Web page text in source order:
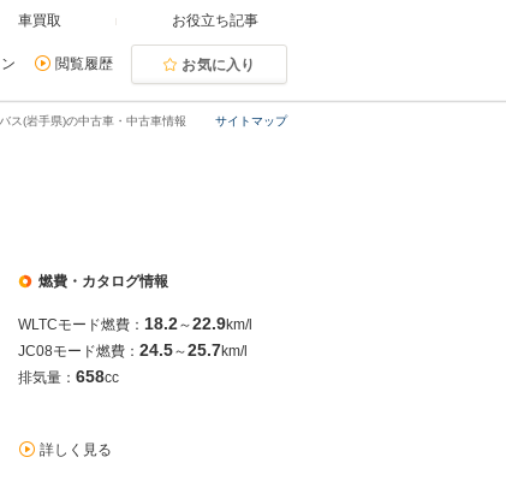
車買取 お役立ち記事
閲覧履歴 お気に入り
サイトマップ
ス(岩手県)の中古車・中古車情報
燃費・カタログ情報
WLTCモード燃費： 18.2～22.9km/l
JC08モード燃費： 24.5～25.7km/l
排気量： 658cc
詳しく見る